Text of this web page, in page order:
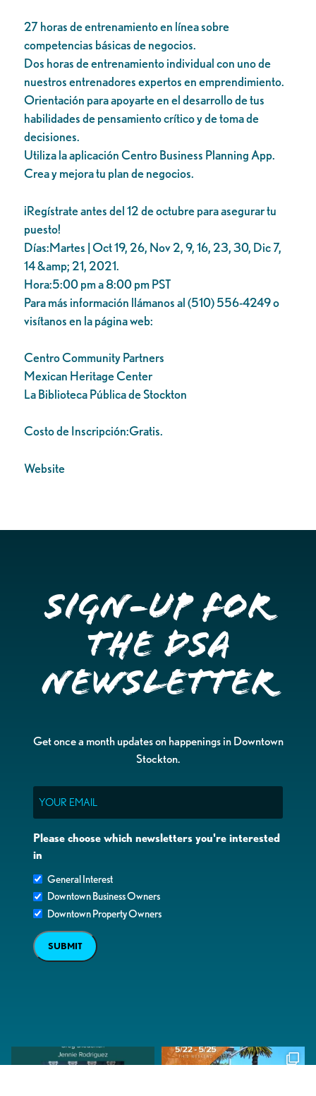
27 horas de entrenamiento en línea sobre
competencias básicas de negocios.
Dos horas de entrenamiento individual con uno de
nuestros entrenadores expertos en emprendimiento.
Orientación para apoyarte en el desarrollo de tus
habilidades de pensamiento crítico y de toma de
decisiones.
Utiliza la aplicación Centro Business Planning App.
Crea y mejora tu plan de negocios.
¡Regístrate antes del 12 de octubre para asegurar tu
puesto!
Días:Martes | Oct 19, 26, Nov 2, 9, 16, 23, 30, Dic 7,
14 &amp; 21, 2021.
Hora:5:00 pm a 8:00 pm PST
Para más información llámanos al (510) 556-4249 o
visítanos en la página web:
Centro Community Partners
Mexican Heritage Center
La Biblioteca Pública de Stockton
Costo de Inscripción:Gratis.
Website
Sign-up for
the DSA
Newsletter
Get once a month updates on happenings in Downtown
Stockton.
Please choose which newsletters you're interested
in
General Interest
Downtown Business Owners
Downtown Property Owners
SUBMIT